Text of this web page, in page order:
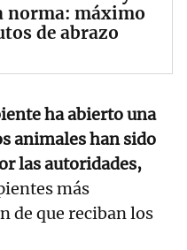
norma: máximo
de abrazo
ha abierto una
animales han sido
las autoridades,
más
de que reciban los